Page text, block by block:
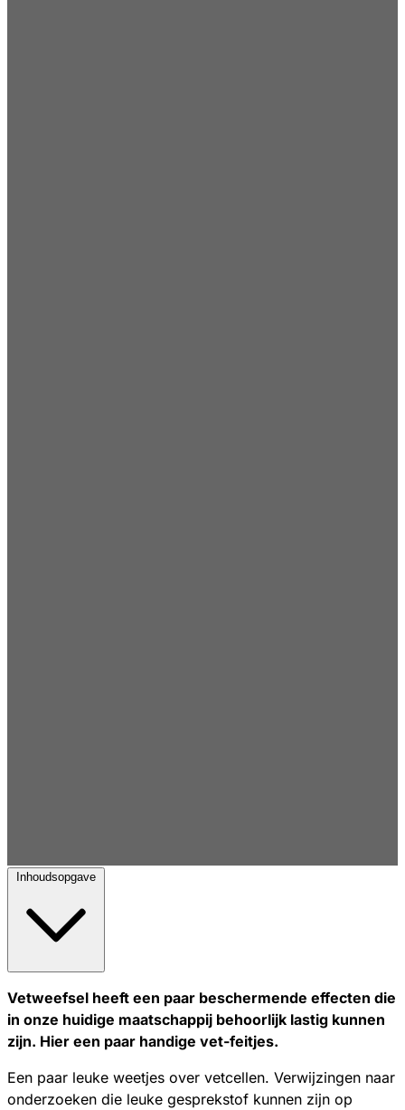
Inhoudsopgave
Vetweefsel heeft een paar beschermende effecten die
in onze huidige maatschappij behoorlijk lastig kunnen
zijn. Hier een paar handige vet-feitjes.
Een paar leuke weetjes over vetcellen. Verwijzingen naar
onderzoeken die leuke gesprekstof kunnen zijn op